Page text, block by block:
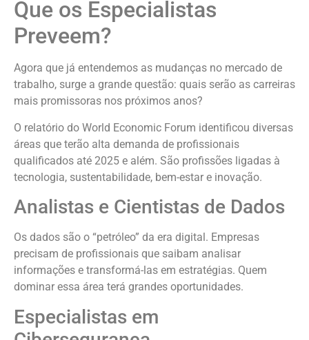
Que os Especialistas
Preveem?
Agora que já entendemos as mudanças no mercado de
trabalho, surge a grande questão: quais serão as carreiras
mais promissoras nos próximos anos?
O relatório do World Economic Forum identificou diversas
áreas que terão alta demanda de profissionais
qualificados até 2025 e além. São profissões ligadas à
tecnologia, sustentabilidade, bem-estar e inovação.
Analistas e Cientistas de Dados
Os dados são o “petróleo” da era digital. Empresas
precisam de profissionais que saibam analisar
informações e transformá-las em estratégias. Quem
dominar essa área terá grandes oportunidades.
Especialistas em